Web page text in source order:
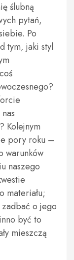
ślubną
pytań,
Po
tym, jaki styl
Kolejnym
pory roku –
warunków
naszego
materiału;
o jego
być to
mieszczą